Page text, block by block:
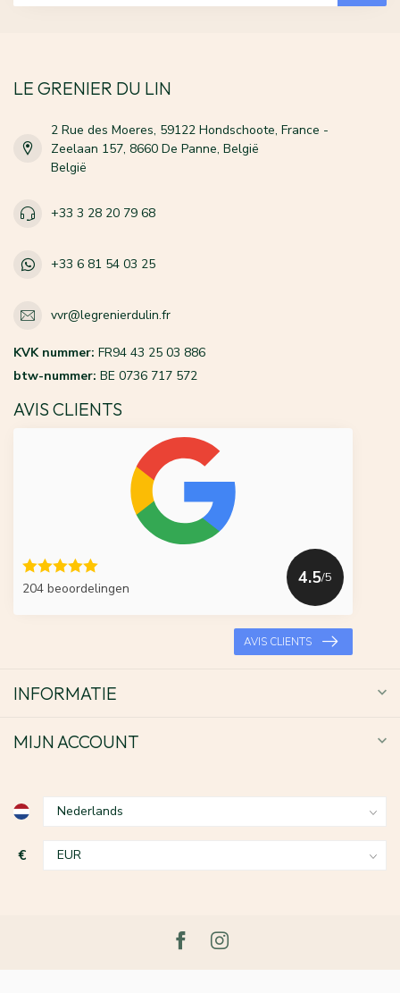
LE GRENIER DU LIN
2 Rue des Moeres, 59122 Hondschoote, France -
Zeelaan 157, 8660 De Panne, België
België
+33 3 28 20 79 68
+33 6 81 54 03 25
vvr@legrenierdulin.fr
KVK nummer: FR94 43 25 03 886
btw-nummer: BE 0736 717 572
AVIS CLIENTS
204 beoordelingen
4.5/5
AVIS CLIENTS
INFORMATIE
MIJN ACCOUNT
€